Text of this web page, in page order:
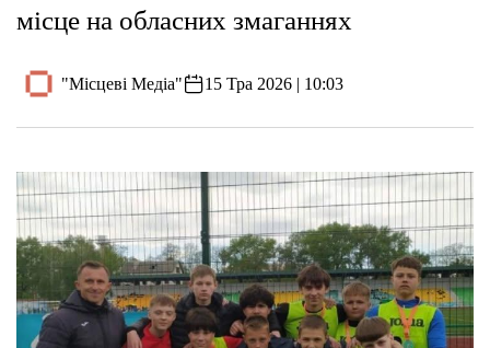
місце на обласних змаганнях
"Місцеві Медіа" 15 Тра 2026 | 10:03